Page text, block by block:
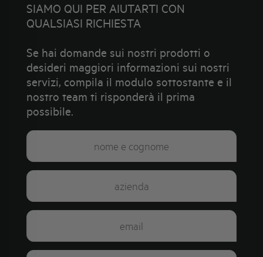
SIAMO QUI PER AIUTARTI CON
QUALSIASI RICHIESTA
Se hai domande sui nostri prodotti o
desideri maggiori informazioni sui nostri
servizi, compila il modulo sottostante e il
nostro team ti risponderà il prima
possibile.